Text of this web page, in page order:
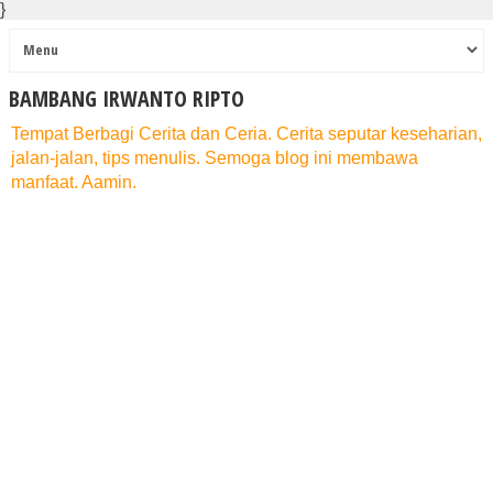
}
BAMBANG IRWANTO RIPTO
Tempat Berbagi Cerita dan Ceria. Cerita seputar keseharian,
jalan-jalan, tips menulis. Semoga blog ini membawa
manfaat. Aamin.